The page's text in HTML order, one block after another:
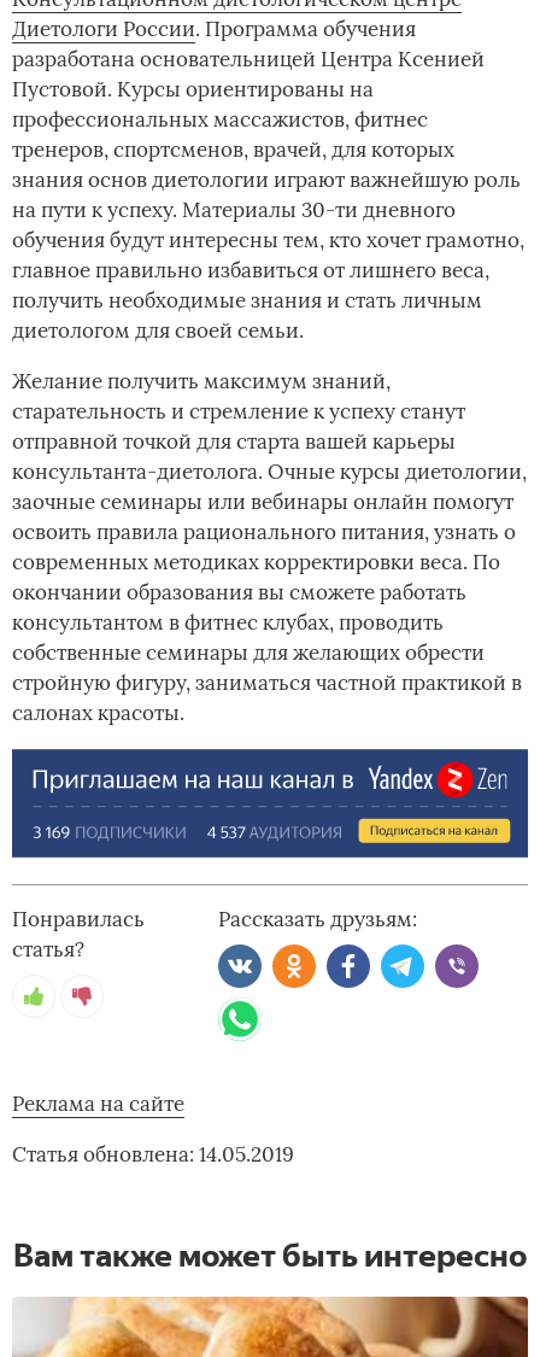
Диетологи России. Программа обучения
разработана основательницей Центра Ксенией
Пустовой. Курсы ориентированы на
профессиональных массажистов, фитнес
тренеров, спортсменов, врачей, для которых
знания основ диетологии играют важнейшую роль
на пути к успеху. Материалы 30-ти дневного
обучения будут интересны тем, кто хочет грамотно,
главное правильно избавиться от лишнего веса,
получить необходимые знания и стать личным
диетологом для своей семьи.
Желание получить максимум знаний,
старательность и стремление к успеху станут
отправной точкой для старта вашей карьеры
консультанта-диетолога. Очные курсы диетологии,
заочные семинары или вебинары онлайн помогут
освоить правила рационального питания, узнать о
современных методиках корректировки веса. По
окончании образования вы сможете работать
консультантом в фитнес клубах, проводить
собственные семинары для желающих обрести
стройную фигуру, заниматься частной практикой в
салонах красоты.
Понравилась
статья?
Рассказать друзьям:
Реклама на сайте
Статья обновлена: 14.05.2019
Вам также может быть интересно